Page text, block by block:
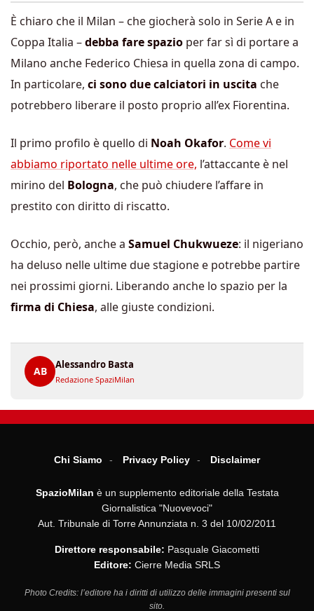
È chiaro che il Milan – che giocherà solo in Serie A e in
Coppa Italia –debba fare spazio per far sì di portare a
Milano anche Federico Chiesa in quella zona di campo.
In particolare, ci sono due calciatori in uscita che
potrebbero liberare il posto proprio all’ex Fiorentina.
Il primo profilo è quello di Noah Okafor. Come vi
abbiamo riportato nelle ultime ore, l’attaccante è nel
mirino del Bologna, che può chiudere l’affare in
prestito con diritto di riscatto.
Occhio, però, anche a Samuel Chukwueze: il nigeriano
ha deluso nelle ultime due stagione e potrebbe partire
nei prossimi giorni. Liberando anche lo spazio per la
firma di Chiesa, alle giuste condizioni.
AB
Alessandro Basta
Redazione SpaziMilan
Chi Siamo Privacy Policy Disclaimer
SpazioMilan è un supplemento editoriale della Testata
Giornalistica "Nuovevoci"
Aut. Tribunale di Torre Annunziata n. 3 del 10/02/2011
Direttore responsabile: Pasquale Giacometti
Editore: Cierre Media SRLS
Photo Credits: l’editore ha i diritti di utilizzo delle immagini presenti sul
sito.